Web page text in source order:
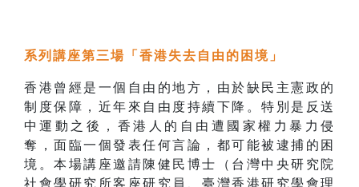
系列講座第三場「 香港失去自由的困境 」
香港曾經是一個自由的地方，由於缺民主憲政的
制度保障，近年來自由度持續下降。特別是反送
中運動之後，香港人的自由遭國家權力暴力侵
奪，面臨一個發表任何言論，都可能被逮捕的困
境。 本場講座邀請陳健民博士（台灣中央研究院
社會學研究所客座研究員、臺灣香港研究學會理